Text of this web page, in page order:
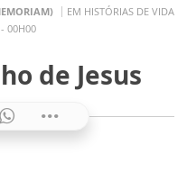
EM HISTÓRIAS DE VIDA
00H00
de Jesus